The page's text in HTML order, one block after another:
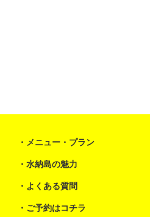
メニュー・プラン
水納島の魅力
よくある質問
ご予約はコチラ